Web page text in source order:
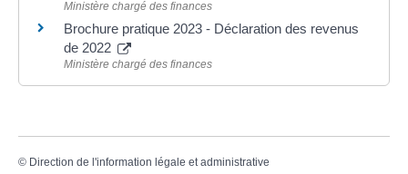
Ministère chargé des finances
Brochure pratique 2023 - Déclaration des revenus
de 2022
Ministère chargé des finances
© Direction de l'information légale et administrative